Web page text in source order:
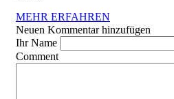
MEHR ERFAHREN
Neuen Kommentar hinzufügen
Ihr Name
Comment